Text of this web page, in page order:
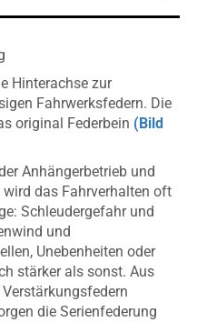
Hinterachse zur
Fahrwerksfedern. Die
original Federbein (Bild
Anhängerbetrieb und
das Fahrverhalten oft
Schleudergefahr und
und
Unebenheiten oder
stärker als sonst. Aus
die Serienfederung